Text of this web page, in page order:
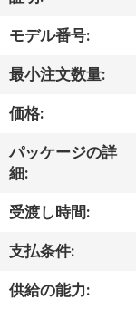
ト
達
に
つ
い
て
モデル番号:
最小注文数量:
価格:
パッケージの詳
細:
受渡し時間:
支払条件:
供給の能力: